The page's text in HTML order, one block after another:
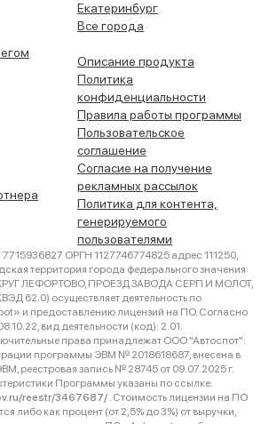
Екатеринбург
Все города
Описание продукта
Политика
конфиденциальности
Правила работы программы
Пользовательское
соглашение
Согласие на получение
рекламных рассылок
Политика для контента,
генерируемого
пользователями
ОРГН 1127746774825 адрес 111250,
территория города федерального значения
ЛЕФОРТОВО, ПРОЕЗД ЗАВОДА СЕРП И МОЛОТ,
62.0) осуществляет деятельность по
и предоставлению лицензий на ПО. Согласно
вид деятельности (код): 2.01.
права принадлежат ООО "Автоспот":
программы ЭВМ № 2018618687, внесена в
реестровая запись № 28745 от 09.07.2025 г.
Программы указаны по ссылке:
reestr/3467687/ . Стоимость лицензии на ПО
либо как процент (от 2,5% до 3%) от выручки,